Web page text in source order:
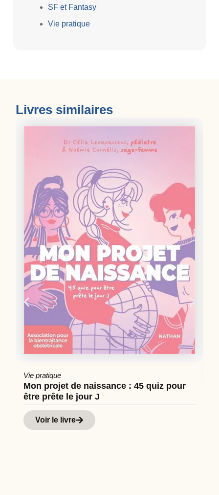
SF et Fantasy
Vie pratique
Livres similaires
Vie pratique
Mon projet de naissance : 45 quiz pour
être prête le jour J
Voir le livre